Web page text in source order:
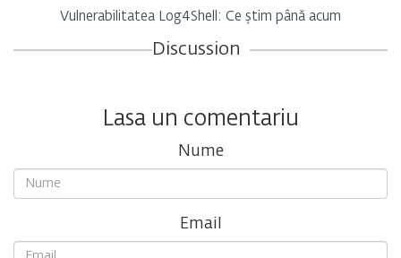
Vulnerabilitatea Log4Shell: Ce știm până acum
Discussion
Lasa un comentariu
Nume
Email